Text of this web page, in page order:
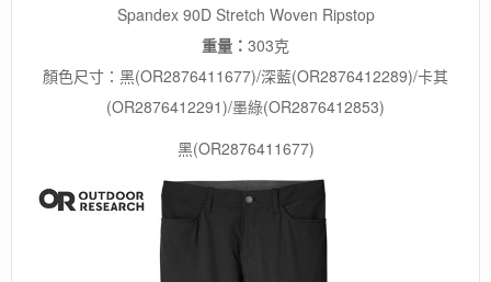
Spandex 90D Stretch Woven Ripstop
重量： 303克
顏色尺寸：黑(OR2876411677)/深藍(OR2876412289)/卡其
(OR2876412291)/墨綠(OR2876412853)
黑(OR2876411677)